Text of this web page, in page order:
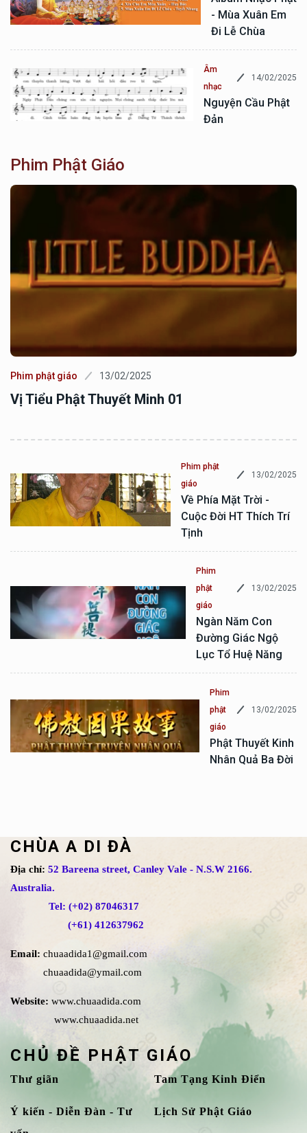
- Mùa Xuân Em
Đi Lễ Chùa
Âm
nhạc
14/02/2025
Nguyện Cầu Phật
Đản
Phim Phật Giáo
Phim phật giáo 13/02/2025
Vị Tiểu Phật Thuyết Minh 01
Phim phật
giáo
13/02/2025
Về Phía Mặt Trời -
Cuộc Đời HT Thích Trí
Tịnh
Phim
phật
giáo
13/02/2025
Ngàn Năm Con
Đường Giác Ngộ
Lục Tổ Huệ Năng
Phim
phật
giáo
13/02/2025
Phật Thuyết Kinh
Nhân Quả Ba Đời
CHÙA A DI ĐÀ
Địa chỉ: 52 Bareena street, Canley Vale - N.S.W 2166.
Australia.
Tel: (+02) 87046317
(+61) 412637962
Email: chuaadida1@gmail.com
chuaadida@ymail.com
Website: www.chuaadida.com
www.chuaadida.net
CHỦ ĐỀ PHẬT GIÁO
Thư giãn
Ý kiến - Diễn Đàn - Tư
Tam Tạng Kinh Điển
Lịch Sử Phật Giáo